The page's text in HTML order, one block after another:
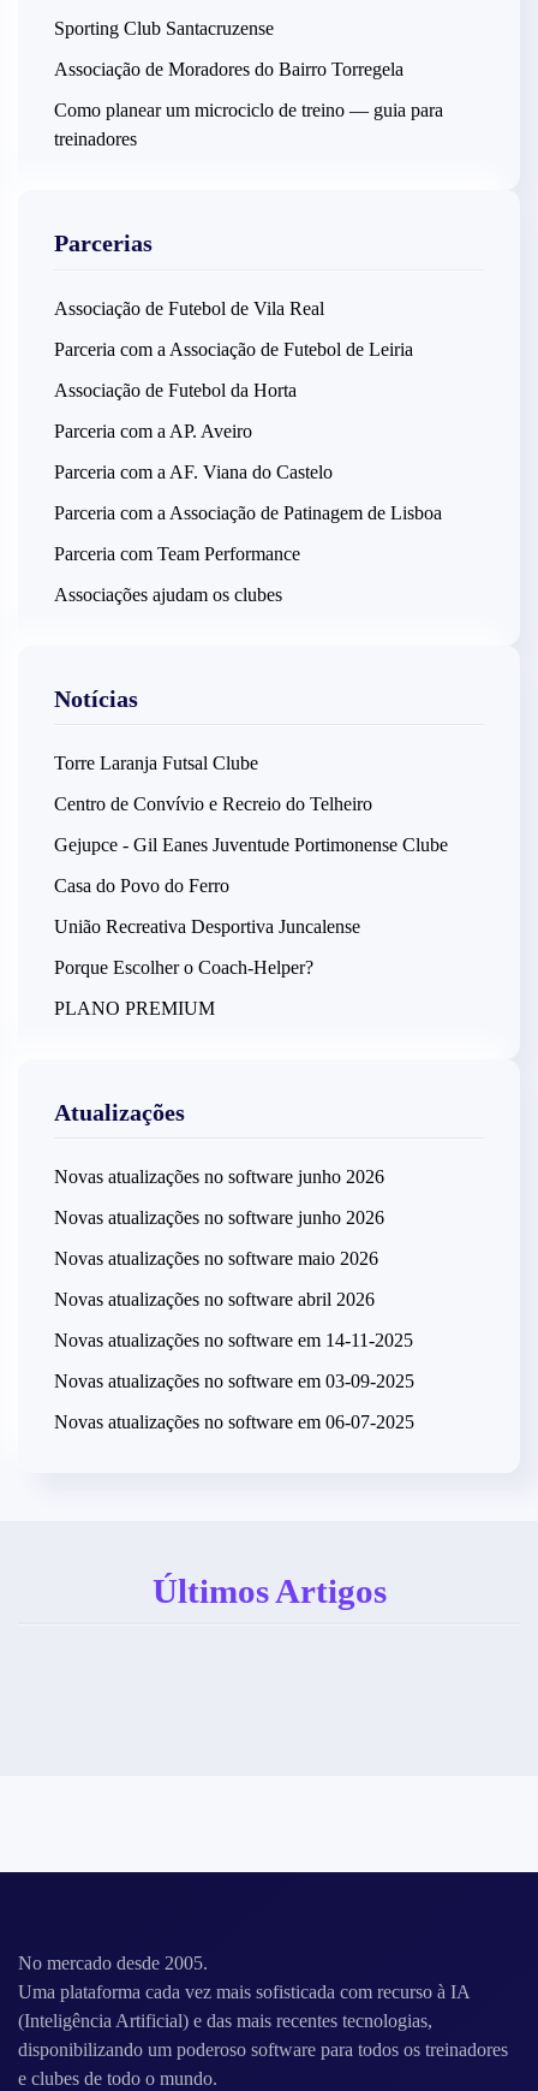
Sporting Club Santacruzense
Associação de Moradores do Bairro Torregela
Como planear um microciclo de treino — guia para
treinadores
Parcerias
Associação de Futebol de Vila Real
Parceria com a Associação de Futebol de Leiria
Associação de Futebol da Horta
Parceria com a AP. Aveiro
Parceria com a AF. Viana do Castelo
Parceria com a Associação de Patinagem de Lisboa
Parceria com Team Performance
Associações ajudam os clubes
Notícias
Torre Laranja Futsal Clube
Centro de Convívio e Recreio do Telheiro
Gejupce - Gil Eanes Juventude Portimonense Clube
Casa do Povo do Ferro
União Recreativa Desportiva Juncalense
Porque Escolher o Coach-Helper?
PLANO PREMIUM
Atualizações
Novas atualizações no software junho 2026
Novas atualizações no software junho 2026
Novas atualizações no software maio 2026
Novas atualizações no software abril 2026
Novas atualizações no software em 14-11-2025
Novas atualizações no software em 03-09-2025
Novas atualizações no software em 06-07-2025
Últimos Artigos
Torre
agosto
2026
Centro
Telheiro
No mercado desde 2005.
Uma plataforma cada vez mais sofisticada com recurso à IA
(Inteligência Artificial) e das mais recentes tecnologias,
disponibilizando um poderoso software para todos os treinadores
e clubes de todo o mundo.